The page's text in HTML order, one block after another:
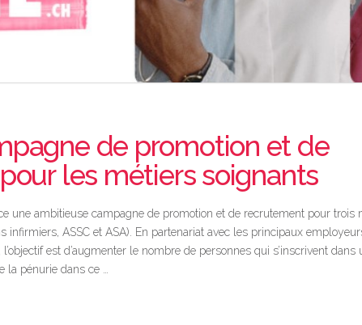
de promotion et de
les métiers soignants
une ambitieuse campagne de promotion et de recrutement pour trois
infirmiers, ASSC et ASA). En partenariat avec les principaux
est d’augmenter le nombre de personnes qui s’inscrivent dans
pénurie dans ce …